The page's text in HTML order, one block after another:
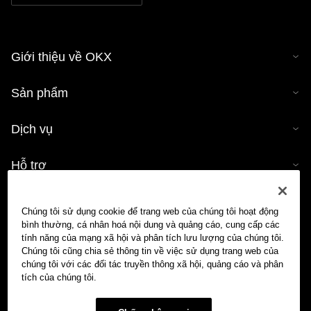
Giới thiệu về OKX
Sản phẩm
Dịch vụ
Hỗ trợ
Công cụ tính tiền mã hóa
Giao dịch
Chúng tôi sử dụng cookie để trang web của chúng tôi hoạt động
bình thường, cá nhân hoá nội dung và quảng cáo, cung cấp các
tính năng của mạng xã hội và phân tích lưu lượng của chúng tôi.
Chúng tôi cũng chia sẻ thông tin về việc sử dụng trang web của
chúng tôi với các đối tác truyền thông xã hội, quảng cáo và phân
tích của chúng tôi.